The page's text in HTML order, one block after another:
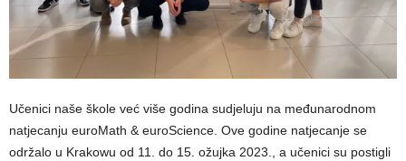
Učenici naše škole već više godina sudjeluju na međunarodnom
natjecanju euroMath & euroScience. Ove godine natjecanje se
održalo u Krakowu od 11. do 15. ožujka 2023., a učenici su postigli